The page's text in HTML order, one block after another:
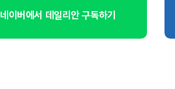
네이버에서 데일리안 구독하기